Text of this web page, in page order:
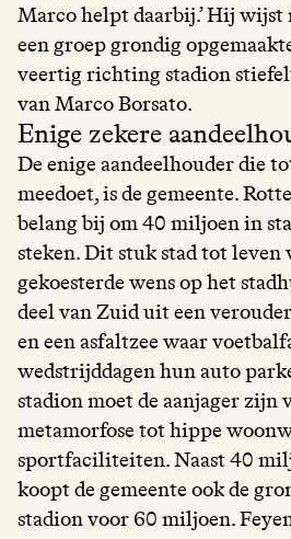
Marco helpt daarbij.’ Hij wijst
een groep grondig
veertig richting stadion
van Marco Borsato.
Enige zekere
De enige aandeelhouder die
meedoet, is de gemeente.
belang bij om 40 miljoen in
steken. Dit stuk stad tot leven
gekoesterde wens op het
deel van Zuid uit een
en een asfaltzee waar
wedstrijddagen hun auto
stadion moet de aanjager zijn
metamorfose tot hippe
sportfaciliteiten. Naast 40
koopt de gemeente ook de
stadion voor 60 miljoen.